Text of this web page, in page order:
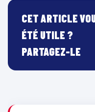
CET ARTICLE
ÉTÉ UTILE ?
PARTAGEZ-LE